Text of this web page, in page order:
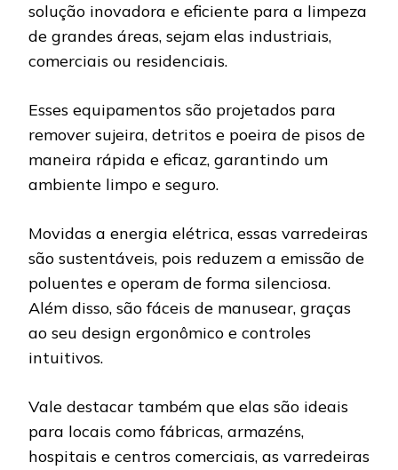
solução inovadora e eficiente para a limpeza
de grandes áreas, sejam elas industriais,
comerciais ou residenciais.
Esses equipamentos são projetados para
remover sujeira, detritos e poeira de pisos de
maneira rápida e eficaz, garantindo um
ambiente limpo e seguro.
Movidas a energia elétrica, essas varredeiras
são sustentáveis, pois reduzem a emissão de
poluentes e operam de forma silenciosa.
Além disso, são fáceis de manusear, graças
ao seu design ergonômico e controles
intuitivos.
Vale destacar também que elas são ideais
para locais como fábricas, armazéns,
hospitais e centros comerciais, as varredeiras